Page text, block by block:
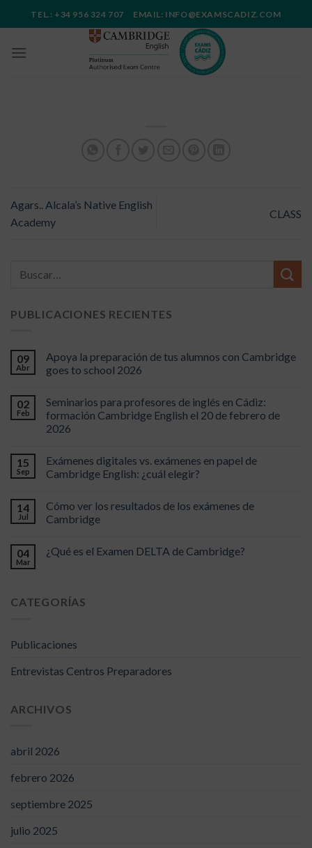
al
TEL.: +34 956 324 707 EMAIL: INFO@EXAMSCADIZ.COM
Agars.. Alcala’s Native English
Academy
CLASS
PUBLICACIONES RECIENTES
09
Abr
Apoya la preparación de tus alumnos con Cambridge
goes to school 2026
02
Feb
Seminarios para profesores de inglés en Cádiz:
formación Cambridge English el 20 de febrero de
2026
15
Sep
Exámenes digitales vs. exámenes en papel de
Cambridge English: ¿cuál elegir?
14
Jul
Cómo ver los resultados de los exámenes de
Cambridge
04
Mar
¿Qué es el Examen DELTA de Cambridge?
CATEGORÍAS
Publicaciones
Entrevistas Centros Preparadores
ARCHIVOS
abril 2026
febrero 2026
septiembre 2025
julio 2025